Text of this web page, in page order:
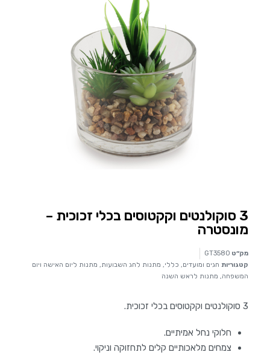
3 סוקולנטים וקקטוסים בכלי זכוכית –
מונסטרה
מק״ט GT3580
קטגוריות חגים ומועדים, כללי, מתנות לחג השבועות, מתנות ליום האישה ויום
המשפחה, מתנות לראש השנה
3 סוקולנטים וקקטוסים בכלי זכוכית.
חלוקי נחל אמיתיים.
צמחים מלאכותיים קלים לתחזוקה וניקוי.